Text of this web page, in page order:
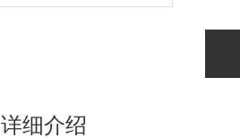
详细介绍